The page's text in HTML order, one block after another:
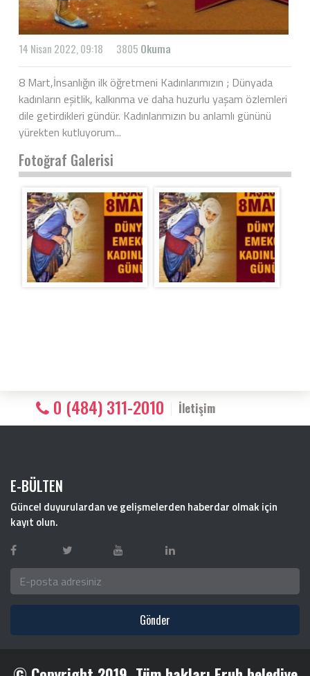
14 Nisan 2022, 09:18 3805 Okuma
8 Mart,İnsanlığın ilk öğretmeni Kadınlarımızın ; Dünyada
kadınların eşitlik, kalkınma ve daha huzurlu yaşam özlemleri
dile getirdikleri gündür. Kadınlarımızın bu anlamlı gününü
yürekten kutluyorum...
Fotoğraf Galerisi
0 (484) 311-2010 İletişim
E-BÜLTEN
Güncel duyurulardan ve gelişmelerden haberdar olmak için
kayıt olun.
Gönder